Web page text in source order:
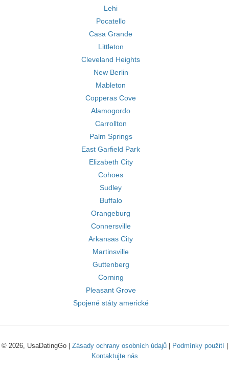
Lehi
Pocatello
Casa Grande
Littleton
Cleveland Heights
New Berlin
Mableton
Copperas Cove
Alamogordo
Carrollton
Palm Springs
East Garfield Park
Elizabeth City
Cohoes
Sudley
Buffalo
Orangeburg
Connersville
Arkansas City
Martinsville
Guttenberg
Corning
Pleasant Grove
Spojené státy americké
© 2026, UsaDatingGo | Zásady ochrany osobních údajů| Podmínky použití|
Kontaktujte nás